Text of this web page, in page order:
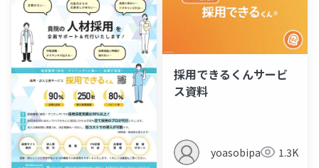
採用できるくんサービ
ス資料
yoasobipartner1.3K